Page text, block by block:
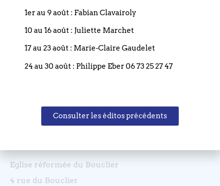
Précédent
Eglise réformée du Bouclier
4 rue du Bouclier
1er au 9 août : Fabian Clavairoly
10 au 16 août : Juliette Marchet
17 au 23 août : Marie-Claire Gaudelet
24 au 30 août : Philippe Eber 06 73 25 27 47
Consulter les éditos précédents